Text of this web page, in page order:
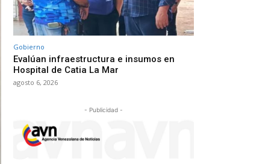
Gobierno
Evalúan infraestructura e insumos en
Hospital de Catia La Mar
agosto 6, 2026
- Publicidad -